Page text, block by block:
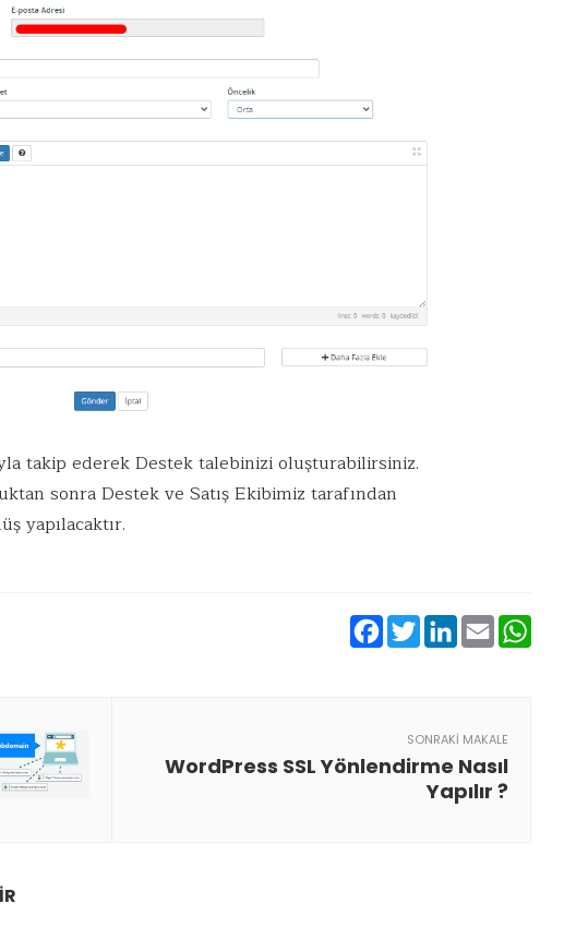
takip ederek Destek talebinizi oluşturabilirsiniz.
sonra Destek ve Satış Ekibimiz tarafından
yapılacaktır.
Facebook
Twitter
LinkedIn
Email
SONRAKI MAKALE
WordPress SSL Yönlendirme Nasıl
Yapılır ?